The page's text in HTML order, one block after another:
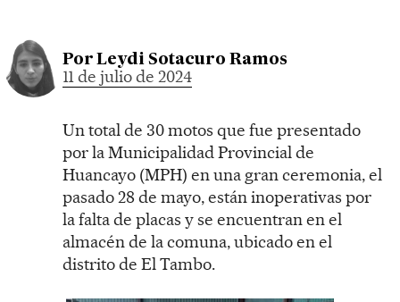
Por Leydi Sotacuro Ramos
11 de julio de 2024
Un total de 30 motos que fue presentado
por la Municipalidad Provincial de
Huancayo (MPH) en una gran ceremonia, el
pasado 28 de mayo, están inoperativas por
la falta de placas y se encuentran en el
almacén de la comuna, ubicado en el
distrito de El Tambo.